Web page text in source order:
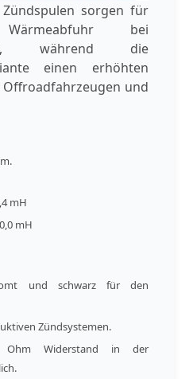
sorgen für
bei
während die
einen erhöhten
und
mH
mH
und schwarz für den
Zündsystemen.
Widerstand in der